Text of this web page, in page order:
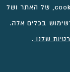
האתר עושה שימוש בכלי ניטור, דוגמת קבצי cookie, של האתר ושל
בכלים אלה.
שלנו .